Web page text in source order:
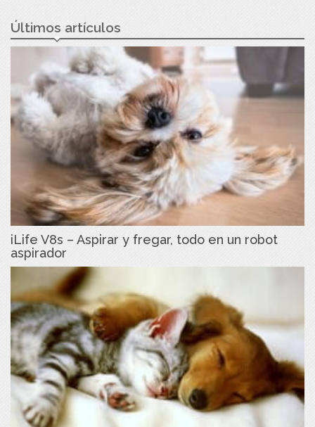
Últimos artículos
iLife V8s – Aspirar y fregar, todo en un robot
aspirador